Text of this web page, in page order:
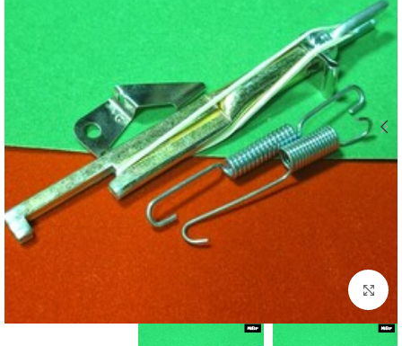
برای بزرگنمایی کلیک کنید